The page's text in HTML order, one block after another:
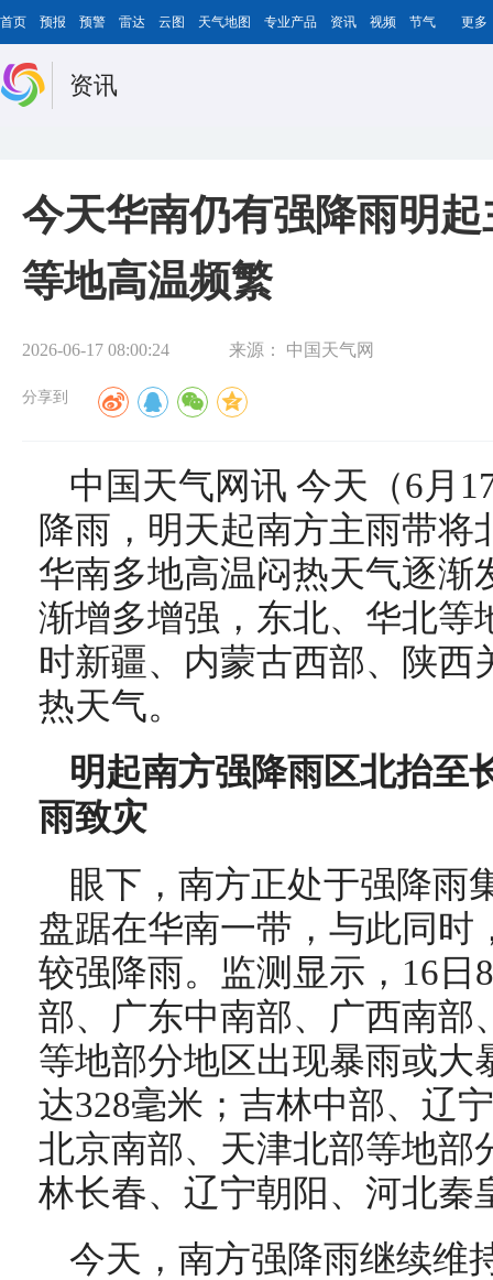
首页 预报 预警 雷达 云图 天气地图 专业产品 资讯 视频 节气 更多
资讯
今天华南仍有强降雨明
等地高温频繁
2026-06-17 08:00:24 来源： 中国天气网
分享到
中国天气网讯 今天（6月
降雨，明天起南方主雨带
华南多地高温闷热天气逐渐
渐增多增强，东北、华北等
时新疆、内蒙古西部、陕西
热天气。
明起南方强降雨区北抬至
雨致灾
眼下，南方正处于强降雨
盘踞在华南一带，与此同时
较强降雨。监测显示，16 日
部、广东中南部、广西南部
等地部分地区出现暴雨或大
达328毫米；吉林中部、辽
北京南部、天津北部等地部
林长春、辽宁朝阳、河北秦
今天，南方强降雨继续维